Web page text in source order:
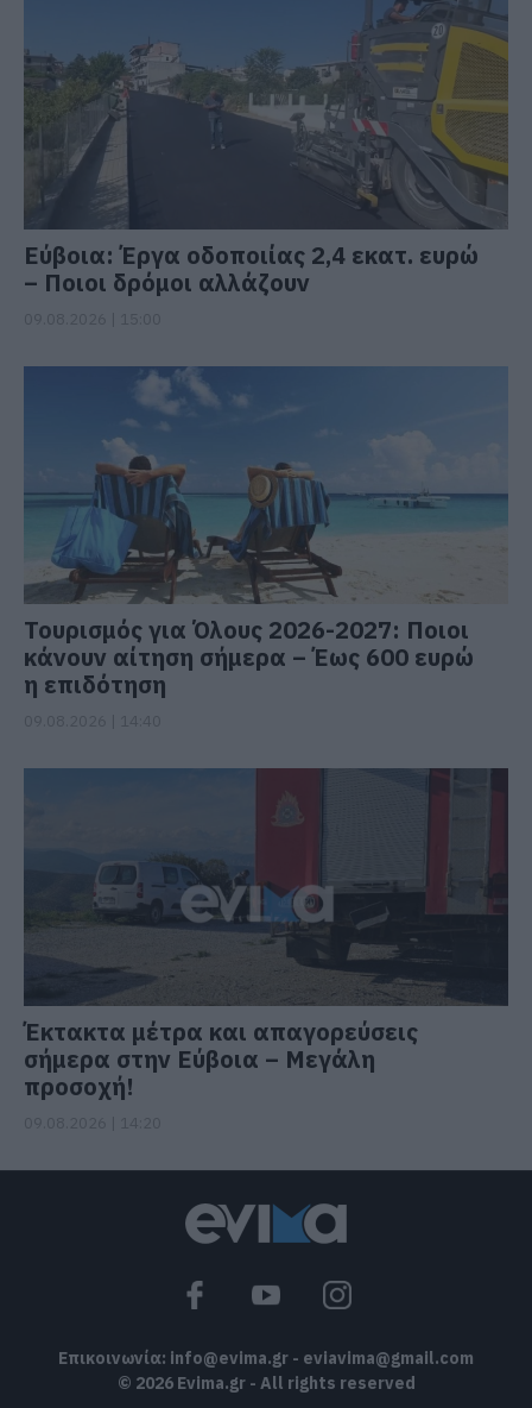
Εύβοια: Έργα οδοποιίας 2,4 εκατ. ευρώ
– Ποιοι δρόμοι αλλάζουν
Τουρισμός για Όλους 2026-2027: Ποιοι
κάνουν αίτηση σήμερα – Έως 600 ευρώ
η επιδότηση
Έκτακτα μέτρα και απαγορεύσεις
σήμερα στην Εύβοια – Μεγάλη
προσοχή!
Επικοινωνία: info@evima.gr - eviavima@gmail.com
© 2026 Evima.gr - All rights reserved